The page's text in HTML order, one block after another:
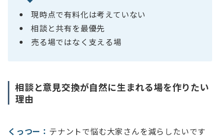
現時点で有料化は考えていない
相談と共有を最優先
売る場ではなく支える場
相談と意見交換が自然に生まれる場を作りたい
理由
くっつー： テナントで悩む大家さんを減らしたいです